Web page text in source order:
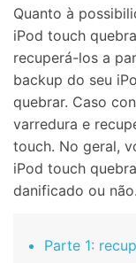
Encontre Mais
Quanto à
iPod touch
recuperá-los a
backup do seu
quebrar. Caso
varredura e
touch. No geral,
iPod touch
danificado ou não.
Parte 1: